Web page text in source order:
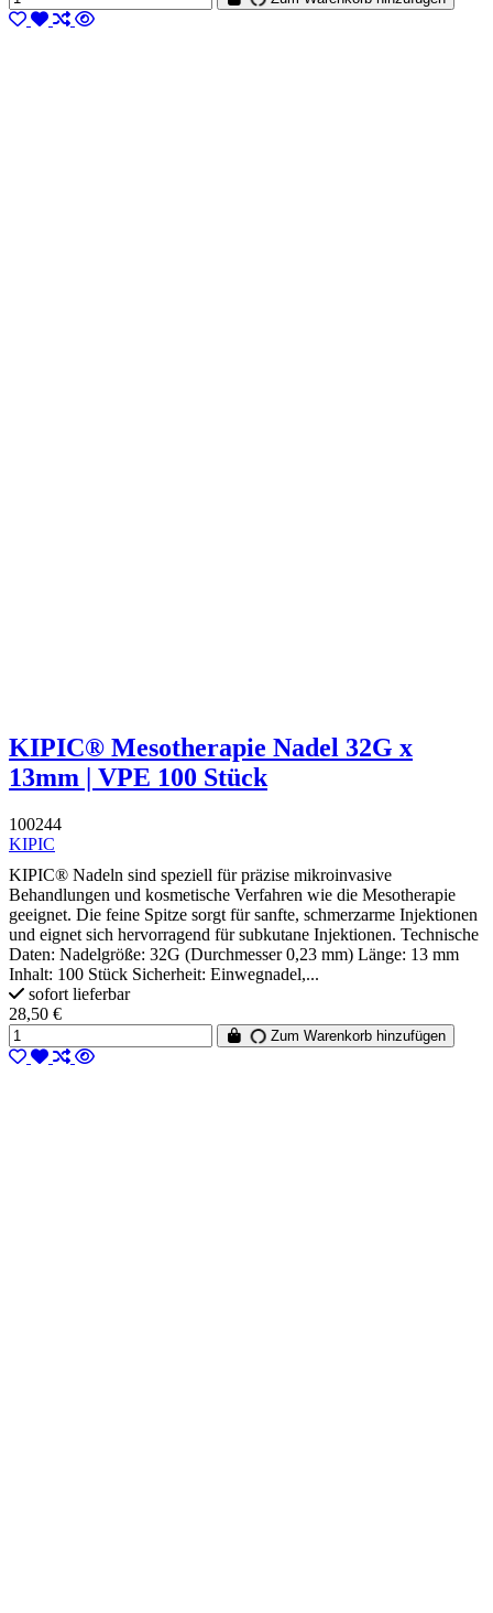
KIPIC® Mesotherapie Nadel 32G x
13mm | VPE 100 Stück
100244
KIPIC
KIPIC® Nadeln sind speziell für präzise mikroinvasive
Behandlungen und kosmetische Verfahren wie die Mesotherapie
geeignet. Die feine Spitze sorgt für sanfte, schmerzarme Injektionen
und eignet sich hervorragend für subkutane Injektionen. Technische
Daten: Nadelgröße: 32G (Durchmesser 0,23 mm) Länge: 13 mm
Inhalt: 100 Stück Sicherheit: Einwegnadel,...
sofort lieferbar
28,50 €
Zum Warenkorb hinzufügen